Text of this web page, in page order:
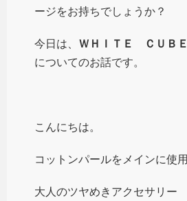
ージをお持ちでしょうか？
今日は、 ＷＨＩＴＥ ＣＵＢ
についてのお話です。
こんにちは。
コットンパールをメインに使
大人のツヤめきアクセサリー